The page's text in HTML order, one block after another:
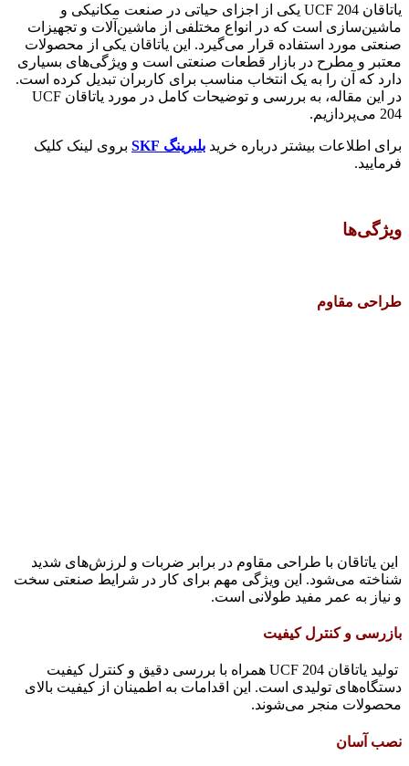
یاتاقان UCF 204 یکی از اجزای حیاتی در صنعت مکانیکی و
ماشین‌سازی است که در انواع مختلفی از ماشین‌آلات و تجهیزات
صنعتی مورد استفاده قرار می‌گیرد. این یاتاقان یکی از محصولات
معتبر و مطرح در بازار قطعات صنعتی است و ویژگی‌های بسیاری
دارد که آن را به یک انتخاب مناسب برای کاربران تبدیل کرده است.
در این مقاله، به بررسی و توضیحات کامل در مورد یاتاقان UCF
204 می‌پردازیم.
برای اطلاعات بیشتر درباره خرید بلبرینگ SKF
بروی لینک کلیک
فرمایید.
ویژگی‌ها
طراحی مقاوم
این یاتاقان با طراحی مقاوم در برابر ضربات و لرزش‌های شدید
شناخته می‌شود. این ویژگی مهم برای کار در شرایط صنعتی سخت
و نیاز به عمر مفید طولانی است.
بازرسی و کنترل کیفیت
تولید یاتاقان UCF 204 همراه با بررسی دقیق و کنترل کیفیت
دستگاه‌های تولیدی است. این اقدامات به اطمینان از کیفیت بالای
محصولات منجر می‌شوند.
نصب آسان